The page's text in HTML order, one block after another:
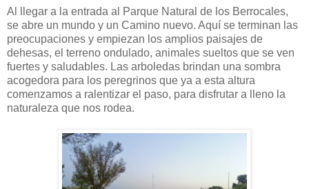
Al llegar a la entrada al Parque Natural de los Berrocales,
se abre un mundo y un Camino nuevo. Aquí se terminan las
preocupaciones y empiezan los amplios paisajes de
dehesas, el terreno ondulado, animales sueltos que se ven
fuertes y saludables. Las arboledas brindan una sombra
acogedora para los peregrinos que ya a esta altura
comenzamos a ralentizar el paso, para disfrutar a lleno la
naturaleza que nos rodea.